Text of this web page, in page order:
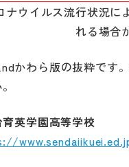
ナウイルス流行状況に
れる場合
かわら版の抜粋です
英学園高等学校